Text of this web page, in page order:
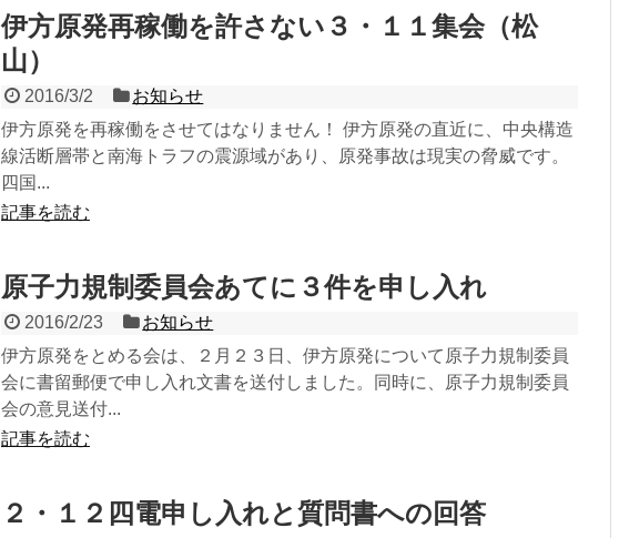
伊方原発再稼働を許さない３・１１集会（松
山）
2016/3/2
お知らせ
伊方原発を再稼働をさせてはなりません！ 伊方原発の直近に、中央構造
線活断層帯と南海トラフの震源域があり、原発事故は現実の脅威です。
四国...
記事を読む
原子力規制委員会あてに３件を申し入れ
2016/2/23
お知らせ
伊方原発をとめる会は、２月２３日、伊方原発について原子力規制委員
会に書留郵便で申し入れ文書を送付しました。同時に、原子力規制委員
会の意見送付...
記事を読む
２・１２四電申し入れと質問書への回答